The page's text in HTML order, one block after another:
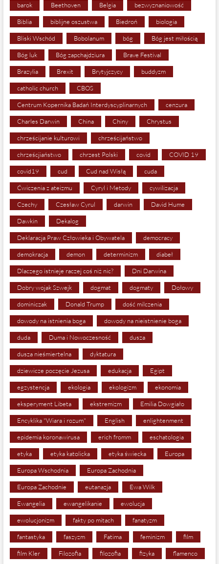
barok Beethoven Belgia bezwyznaniowość
Biblia biblijne oszustwa Biedroń biologia
Bliski Wschód Bobolanum bóg Bóg jest miłością
Bóg luk Bóg zapchajdziura Brave Festival
Brazylia Brexit Brytyjczycy buddyzm
catholic church CBOS
Centrum Kopernika Badań Interdyscyplinarnych cenzura
Charles Darwin China Chiny Chrystus
chrześcijanie kulturowi chrześcijaństwo
chrześcjiaństwo chrzest Polski covid COVID 19
covid19 cud Cud nad Wisłą cuda
Ćwiczenia z ateizmu Cyryl i Metody cywilizacja
Czechy Czesław Cyrul darwin David Hume
Dawkin Dekalog
Deklaracja Praw Człowieka i Obywatela democracy
demokracja demon determinizm diabeł
Dlaczego istnieje raczej coś niż nic? Dni Darwina
Dobry wojak Szwejk dogmat dogmaty Dołowy
dominiczak Donald Trump dość milczenia
dowody na istnienia boga dowody na nieistnienie boga
duda Duma i Nowoczesność dusza
dusza nieśmiertelna dyktatura
dziewicze poczęcie Jezusa edukacja Egipt
egzystencja ekologia ekologizm ekonomia
eksperyment Libeta ekstremizm Emilia Dowgiało
Encyklika "Wiara i rozum" English enlightenment
epidemia koronawirusa erich fromm eschatologia
etyka etyka katolicka etyka świecka Europa
Europa Wschodnia Europa Zachodnia
Europa Zachodnie eutanazja Ewa Wilk
Ewangelia ewangelikanie ewolucja
ewolucjonizm fakty po mitach fanatyzm
fantastyka faszyzm Fatima feminizm film
film Kler Filozofia filozofia fizyka flamenco